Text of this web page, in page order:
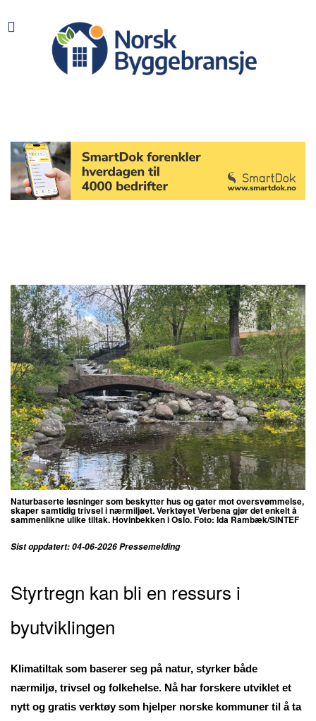
Naturbaserte løsninger som beskytter hus og gater mot oversvømmelse,
skaper samtidig trivsel i nærmiljøet. Verktøyet Verbena gjør det enkelt å
sammenlikne ulike tiltak. Hovinbekken i Oslo. Foto: Ida Rambæk/SINTEF
Sist oppdatert: 04-06-2026 Pressemelding
Styrtregn kan bli en ressurs i
byutviklingen
Klimatiltak som baserer seg på natur, styrker både
nærmiljø, trivsel og folkehelse. Nå har forskere utviklet et
nytt og gratis verktøy som hjelper norske kommuner til å ta